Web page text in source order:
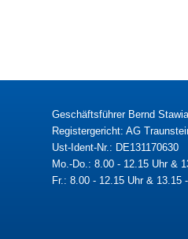
Geschäftsführer Bernd
Registergericht: AG
Ust-Ident-Nr.: DE131170630
Mo.-Do.: 8.00 - 12.15 Uhr &
Fr.: 8.00 - 12.15 Uhr & 13.15